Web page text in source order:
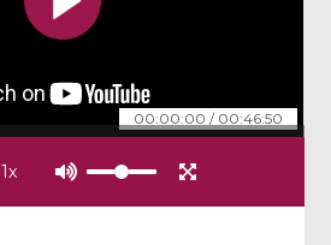
00:00:00 / 00:46:50
1x